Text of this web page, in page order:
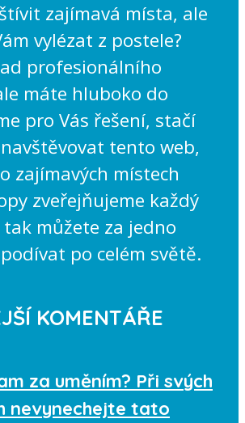
zajímavá místa, ale
vylézat z postele?
profesionálního
máte hluboko do
pro Vás řešení, stačí
tento web,
zajímavých místech
zveřejňujeme každý
tak můžete za jedno
po celém světě.
KOMENTÁŘE
za uměním? Při svých
nevynechejte tato